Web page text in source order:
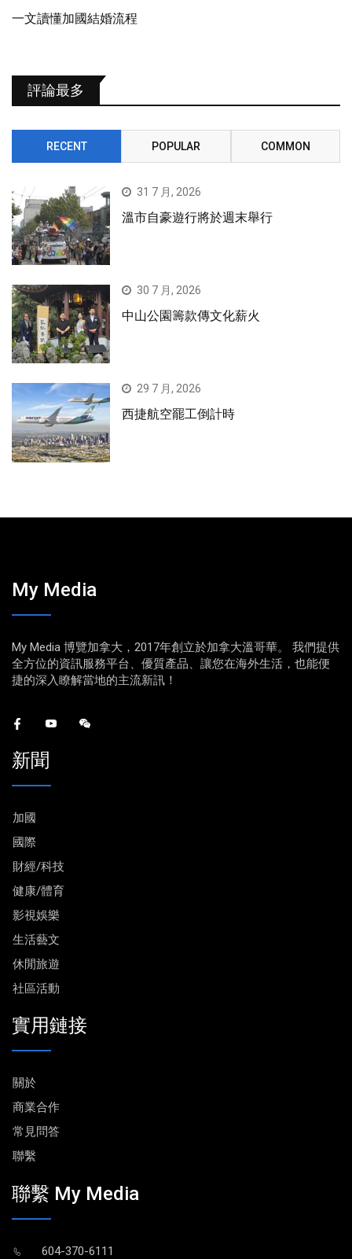
一文讀懂加國結婚流程
評論最多
RECENT POPULAR COMMON
31 7 月, 2026
溫市自豪遊行將於週末舉行
30 7 月, 2026
中山公園籌款傳文化薪火
29 7 月, 2026
西捷航空罷工倒計時
My Media
My Media 博覽加拿大，2017年創立於加拿大溫哥華。 我們提供
全方位的資訊服務平台、優質產品、讓您在海外生活，也能便
捷的深入瞭解當地的主流新訊！
新聞
加國
國際
財經/科技
健康/體育
影視娛樂
生活藝文
休閒旅遊
社區活動
實用鏈接
關於
商業合作
常見問答
聯繫
聯繫 My Media
604-370-6111